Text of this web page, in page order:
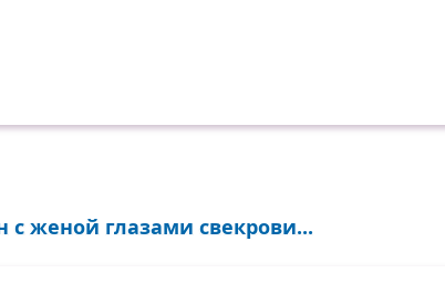
с женой глазами свекрови...